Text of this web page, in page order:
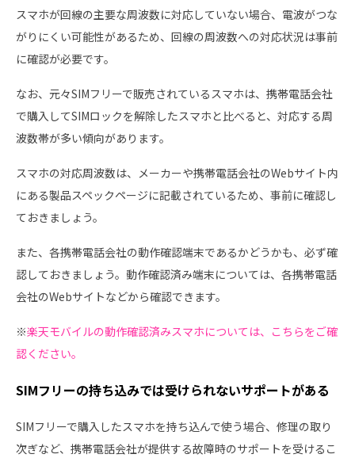
スマホが回線の主要な周波数に対応していない場合、電波がつな
がりにくい可能性があるため、回線の周波数への対応状況は事前
に確認が必要です。
なお、元々SIMフリーで販売されているスマホは、携帯電話会社
で購入してSIMロックを解除したスマホと比べると、対応する周
波数帯が多い傾向があります。
スマホの対応周波数は、メーカーや携帯電話会社のWebサイト内
にある製品スペックページに記載されているため、事前に確認し
ておきましょう。
また、各携帯電話会社の動作確認端末であるかどうかも、必ず確
認しておきましょう。動作確認済み端末については、各携帯電話
会社のWebサイトなどから確認できます。
※楽天モバイルの動作確認済みスマホについては、こちらをご確
認ください。
SIMフリーの持ち込みでは受けられないサポートがある
SIMフリーで購入したスマホを持ち込んで使う場合、修理の取り
次ぎなど、携帯電話会社が提供する故障時のサポートを受けるこ